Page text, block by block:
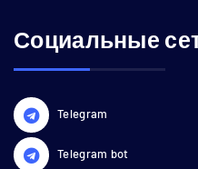
Социальные
Telegram
Telegram bot